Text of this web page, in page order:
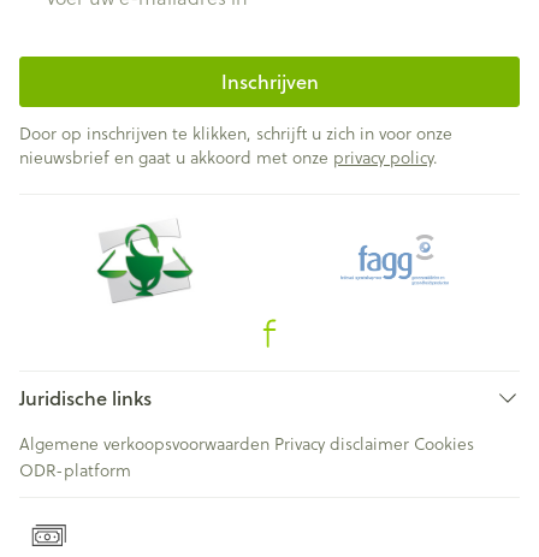
Inschrijven
Door op inschrijven te klikken, schrijft u zich in voor onze
nieuwsbrief en gaat u akkoord met onze privacy policy.
Juridische links
Algemene verkoopsvoorwaarden Privacy disclaimer Cookies
ODR-platform